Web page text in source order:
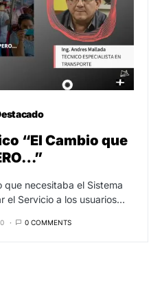
“El Cambio que
que necesitaba el Sistema
el Servicio a los usuarios…
0 COMMENTS